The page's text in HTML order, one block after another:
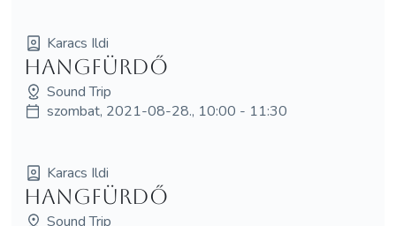
Karacs Ildi
Hangfürdő
Sound Trip
szombat, 2021-08-28., 10:00 - 11:30
Karacs Ildi
Hangfürdő
Sound Trip